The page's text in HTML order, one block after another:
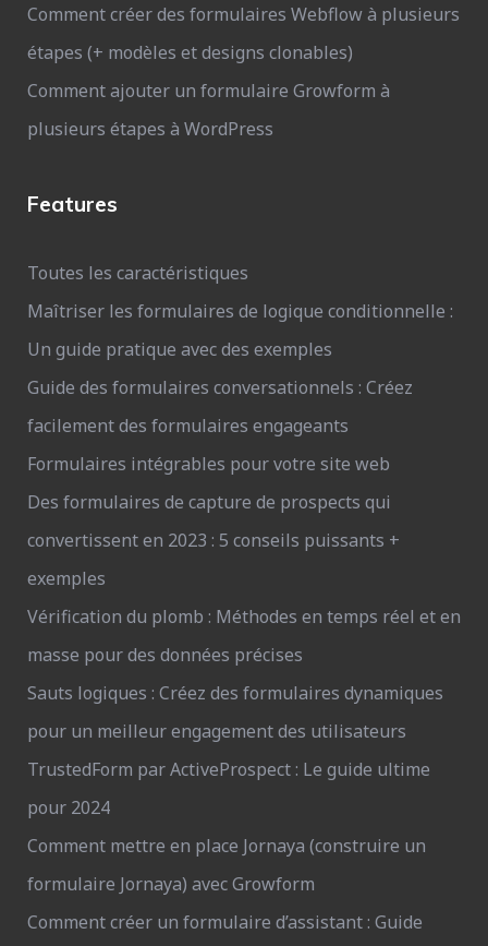
Comment créer des formulaires Webflow à plusieurs
étapes (+ modèles et designs clonables)
Comment ajouter un formulaire Growform à
plusieurs étapes à WordPress
Features
Toutes les caractéristiques
Maîtriser les formulaires de logique conditionnelle :
Un guide pratique avec des exemples
Guide des formulaires conversationnels : Créez
facilement des formulaires engageants
Formulaires intégrables pour votre site web
Des formulaires de capture de prospects qui
convertissent en 2023 : 5 conseils puissants +
exemples
Vérification du plomb : Méthodes en temps réel et en
masse pour des données précises
Sauts logiques : Créez des formulaires dynamiques
pour un meilleur engagement des utilisateurs
TrustedForm par ActiveProspect : Le guide ultime
pour 2024
Comment mettre en place Jornaya (construire un
formulaire Jornaya) avec Growform
Comment créer un formulaire d’assistant : Guide